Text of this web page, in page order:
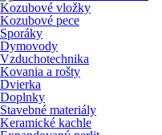
Kozubové vložky
Kozubové pece
Sporáky
Dymovody
Vzduchotechnika
Kovania a rošty
Dvierka
Doplnky
Stavebné materiály
Keramické kachle